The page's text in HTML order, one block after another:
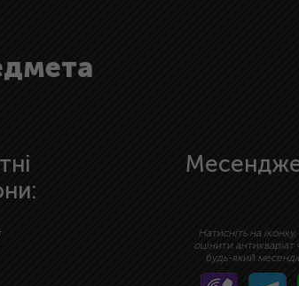
Натисніть на
оцінити антикваріат
будь-який